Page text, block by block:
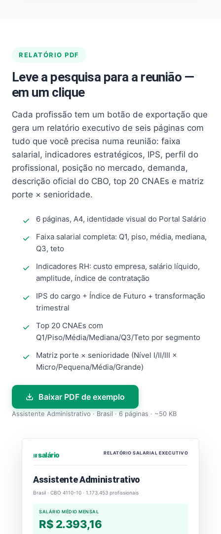
RELATÓRIO PDF
Leve a pesquisa para a reunião —
em um clique
Cada profissão tem um botão de exportação que
gera um relatório executivo de seis páginas com
tudo que você precisa numa reunião: faixa
salarial, indicadores estratégicos, IPS, perfil do
profissional, posição no mercado, demanda,
descrição oficial do CBO, top 20 CNAEs e matriz
porte × senioridade.
6 páginas, A4, identidade visual do Portal Salário
Faixa salarial completa: Q1, piso, média, mediana,
Q3, teto
Indicadores RH: custo empresa, salário líquido,
amplitude, índice de contratação
IPS do cargo + Índice de Futuro + transformação
trimestral
Top 20 CNAEs com
Q1/Piso/Média/Mediana/Q3/Teto por segmento
Matriz porte × senioridade (Nível I/II/III ×
Micro/Pequena/Média/Grande)
Baixar PDF de exemplo
Assistente Administrativo · Brasil · 6 páginas · ~50 KB
⏐⏐⏐ salário RELATÓRIO SALARIAL EXECUTIVO
Assistente Administrativo
Brasil · CBO 4110-10 · 1.173.453 profissionais
SALÁRIO MÉDIO MENSAL
R$ 2.393,16